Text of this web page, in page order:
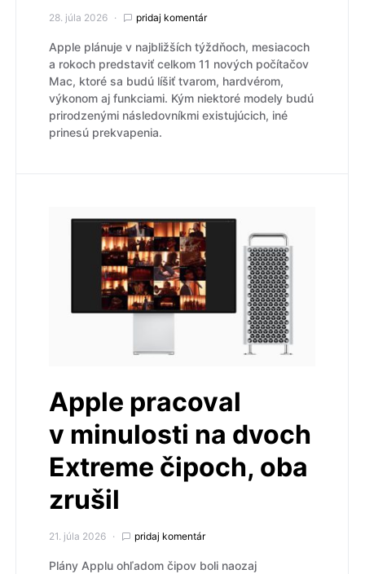
28. júla 2026 pridaj komentár
Apple plánuje v najbližších týždňoch, mesiacoch
a rokoch predstaviť celkom 11 nových počítačov
Mac, ktoré sa budú líšiť tvarom, hardvérom,
výkonom aj funkciami. Kým niektoré modely budú
prirodzenými následovníkmi existujúcich, iné
prinesú prekvapenia.
Apple pracoval
v minulosti na dvoch
Extreme čipoch, oba
zrušil
21. júla 2026 pridaj komentár
Plány Applu ohľadom čipov boli naozaj